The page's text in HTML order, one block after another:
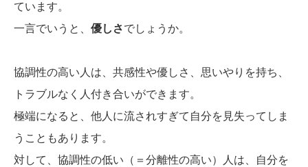
ています。
一言でいうと、 優しさでしょうか。
協調性の高い人は、共感性や優しさ、思いやりを持ち、
トラブルなく人付き合いができます。
極端になると、他人に流されすぎて自分を見失ってしま
うこともあります。
対して、協調性の低い（＝分離性の高い）人は、自分を